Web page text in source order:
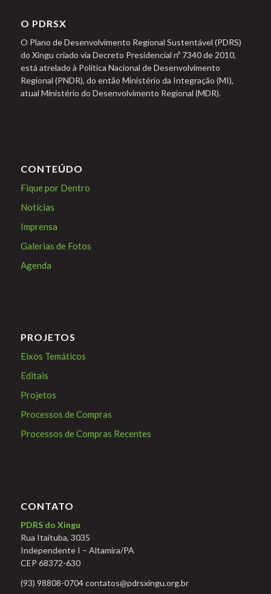
O PDRSX
O Plano de Desenvolvimento Regional Sustentável (PDRS)
do Xingu criado via Decreto Presidencial nº 7340 de 2010,
está atrelado à Política Nacional de Desenvolvimento
Regional (PNDR), do então Ministério da Integração (MI),
atual Ministério do Desenvolvimento Regional (MDR).
CONTEÚDO
Fique por Dentro
Notícias
Imprensa
Galerias de Fotos
Agenda
PROJETOS
Eixos Temáticos
Editais
Projetos
Processos de Compras
Processos de Compras Recentes
CONTATO
PDRS do Xingu
Rua Itaituba, 3035
Independente I – Altamira/PA
CEP 68372-630
(93) 98808-0704 contatos@pdrsxingu.org.br